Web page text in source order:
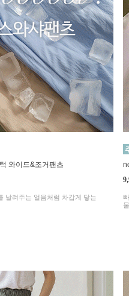
와이드&조거팬츠
날려주는 얼음처럼 차갑게 닿는